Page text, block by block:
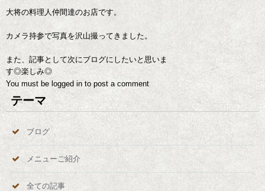
大将の料理人仲間達のお店です。
カメラ持参で写真を沢山撮ってきました。
また、記事として次にブログにしたいと思いま
す◎楽しみ◎
You must be logged into post a comment
テーマ
ブログ
メニューご紹介
全ての記事